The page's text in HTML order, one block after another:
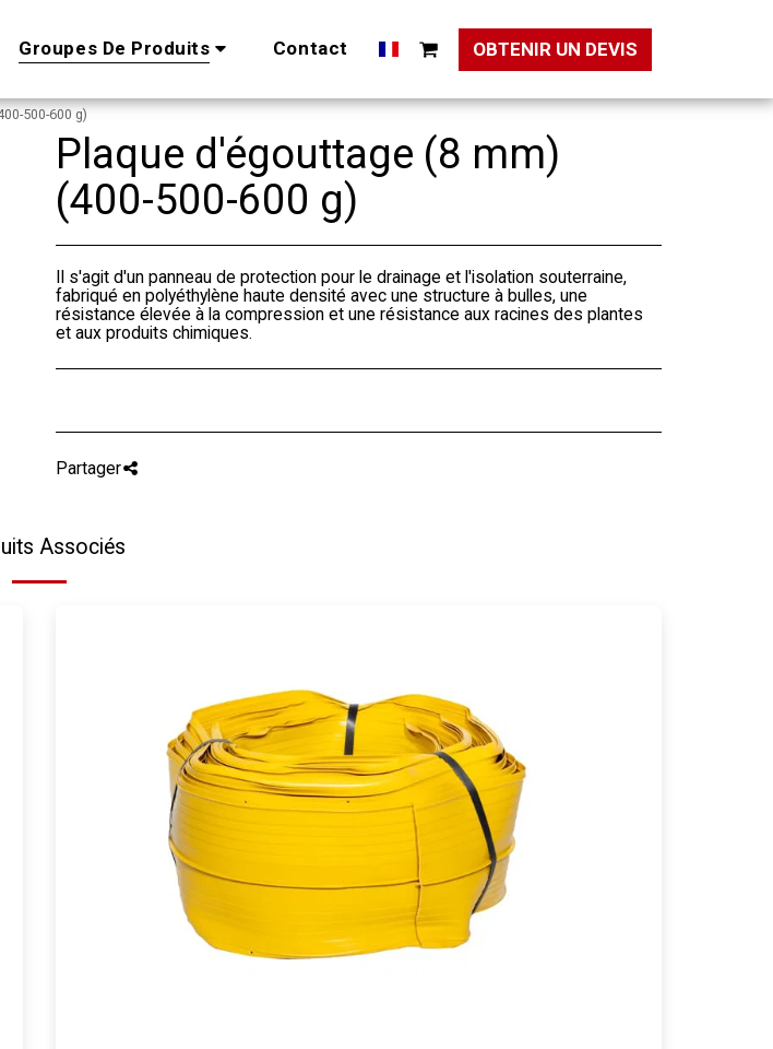
Groupes De Produits Contact OBTENIR UN DEVIS
500-600 g)
Plaque d'égouttage (8 mm)
(400-500-600 g)
Il s'agit d'un panneau de protection pour le drainage et l'isolation souterraine,
fabriqué en polyéthylène haute densité avec une structure à bulles, une
résistance élevée à la compression et une résistance aux racines des plantes
et aux produits chimiques.
Partager
Associés